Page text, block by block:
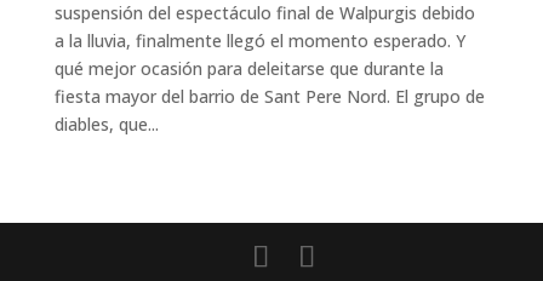
suspensión del espectáculo final de Walpurgis debido
a la lluvia, finalmente llegó el momento esperado. Y
qué mejor ocasión para deleitarse que durante la
fiesta mayor del barrio de Sant Pere Nord. El grupo de
diables, que...